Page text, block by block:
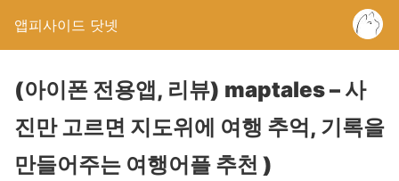
앱피사이드 닷넷
(아이폰 전용앱, 리뷰) maptales – 사
진만 고르면 지도위에 여행 추억, 기록을
만들어주는 여행어플 추천 )